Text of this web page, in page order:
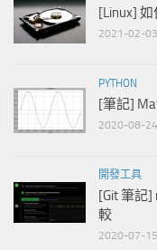
[Linux]
2021-02-03
PYTHON
[筆記]
2020-08-24
開發工具
[Git 筆記]
較
2020-07-15